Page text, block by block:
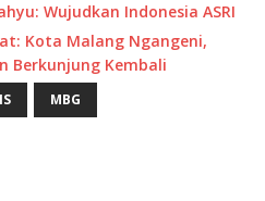
Wujudkan Indonesia ASRI
Kota Malang Ngangeni,
Berkunjung Kembali
MBG